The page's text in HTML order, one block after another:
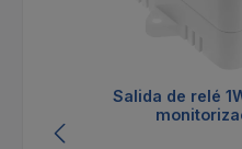
Salida de relé